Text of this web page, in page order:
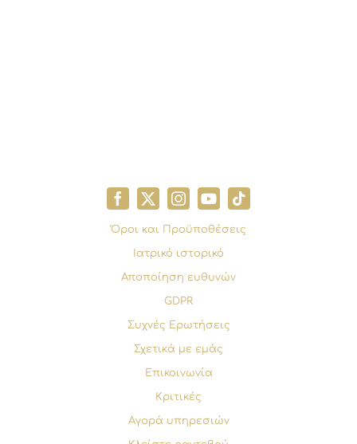
Όροι και Προϋποθέσεις
Ιατρικό ιστορικό
Αποποίηση ευθυνών
GDPR
Συχνές Ερωτήσεις
Σχετικά με εμάς
Επικοινωνία
Κριτικές
Αγορά υπηρεσιών